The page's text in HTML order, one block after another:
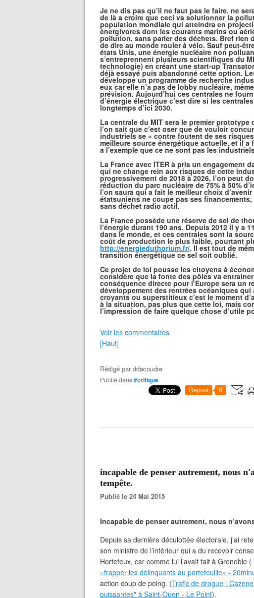
Je ne dis pas qu’il ne faut pas le faire, ne
de là a croire que ceci va solutionner la
population mondiale qui atteindra en
énergivores dont les courants marins ou
pollution, sans parler des déchets. Bref rien
de dire au monde rouler à vélo. Sauf peut-
états Unis, une énergie nucléaire non
s’entreprennent plusieurs scientifiques du
technologie) en créant une start-up
déjà essayé puis abandonné cette option.
développe un programme de recherche
eux car elle n’a pas de lobby nucléaire,
prévision. Aujourd’hui ces centrales ne
d’énergie électrique c’est dire si les
longtemps d’ici 2030.
La centrale du MIT sera le premier prototype
l’on sait que c’est oser que de vouloir
industriels se « contre foutent de ses
meilleure source énergétique actuelle, et il
a l’exemple que ce ne sont pas les
La France avec ITER à pris un engagement
qui ne change rein aux risques de cette
progressivement de 2018 à 2026, l’on peut
réduction du parc nucléaire de 75% à 50%
l’on saura qui a fait le meilleur choix
étatsuniens ne coupe pas ses
sans déchet radio actif.
La France possède une réserve de sel de
l’énergie durant 190 ans. Depuis 2012 il y a
dans le monde, et ces centrales sont la
coût de production le plus faible, pourtant
http://energieduthorium.fr/. Il est tout de
transition énergétique ce sel soit oublié.
Ce projet de loi pousse les citoyens à
considère que la fonte des pôles va
conséquence directe pour l’Europe sera un
développement des rentrées océaniques
croyants ou superstitieux c’est le moment
à la situation, pas plus que cette loi, mais
l’impression de faire quelque chose d’utile
Voir les commentaires
[Haut]
Rédigé parddacoudre
Publié dans#critique
Repost 0
incapable de penser autrement, nous
tempête.
Publié le 24 Mai 2015
Incapable de penser autrement, nous
Depuis sa dernière déculottée électorale, j’ai
son ministre de l’intérieur qui a du recevoir
Hortefeux, car comme lui l’avait fait à Grenoble (
«frapper les délinquants au portefeuille» -
action coup de poing. (Trafic de drogue :
puissantes" à Saint-Ouen - Le Point).